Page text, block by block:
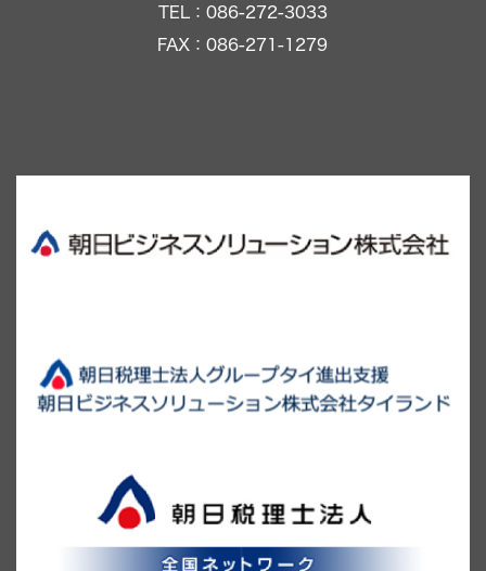
TEL：086-272-3033
FAX：086-271-1279